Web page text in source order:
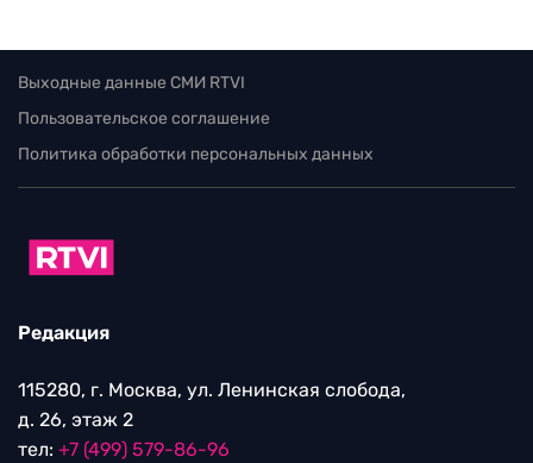
Выходные данные СМИ RTVI
Пользовательское соглашение
Политика обработки персональных данных
Редакция
115280, г. Москва, ул. Ленинская слобода,
д. 26, этаж 2
тел: +7 (499) 579-86-96